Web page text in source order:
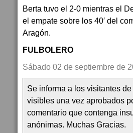
Berta tuvo el 2-0 mientras el
el empate sobre los 40′ del
Aragón.
FULBOLERO
Sábado 02 de septiembre de
Se informa a los visitantes
visibles una vez aprobados
comentario que contenga
anónimas. Muchas Gracias.